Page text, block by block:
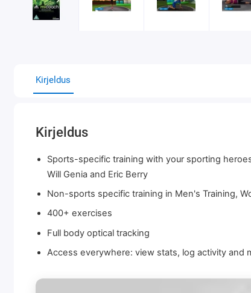
Kirjeldus
Kirjeldus
Sports-specific training with your sporting
Will Genia and Eric Berry
Non-sports specific training in Men's Training,
400+ exercises
Full body optical tracking
Access everywhere: view stats, log activity and